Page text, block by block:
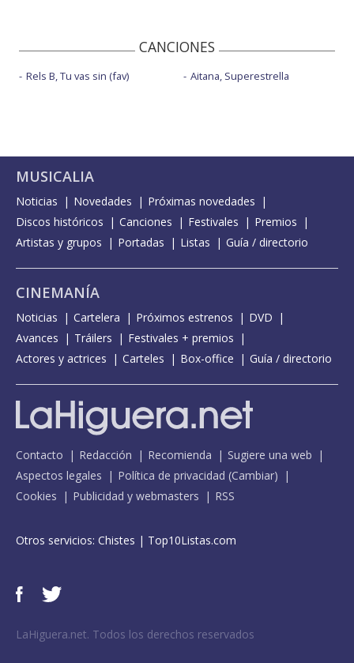
CANCIONES
Rels B, Tu vas sin (fav) Aitana, Superestrella
MUSICALIA
Noticias Novedades
Próximas novedades
Discos históricos
Canciones Festivales
Premios
Artistas y grupos
Portadas Listas Guía / directorio
CINEMANÍA
Noticias Cartelera Próximos estrenos
DVD
Avances
Tráilers
Festivales + premios
Actores y actrices
Carteles Box-office Guía / directorio
Contacto Redacción Recomienda
Sugiere una web
Aspectos legales
Política de privacidad (Cambiar)
Cookies
Publicidad y webmasters RSS
Otros servicios: Chistes | Top10Listas.com
LaHiguera.net. Todos los derechos reservados